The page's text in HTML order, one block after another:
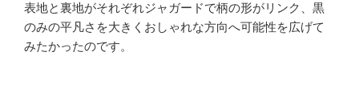
表地と裏地がそれぞれジャガードで柄の形がリンク、黒
のみの平凡さを大きくおしゃれな方向へ可能性を広げて
みたかったのです。